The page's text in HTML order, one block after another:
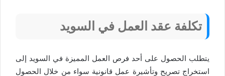
تكلفة عقد العمل في السويد
يتطلب الحصول على أحد فرص العمل المميزة في السويد إلى
استخراج تصريح وتأشيرة عمل قانونية سواء من خلال الحصول